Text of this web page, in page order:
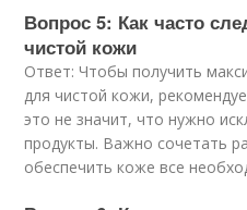
Вопрос 5: Как часто
чистой кожи
Ответ: Чтобы получить
для чистой кожи,
это не значит, что нужно
продукты. Важно сочетать
обеспечить коже все